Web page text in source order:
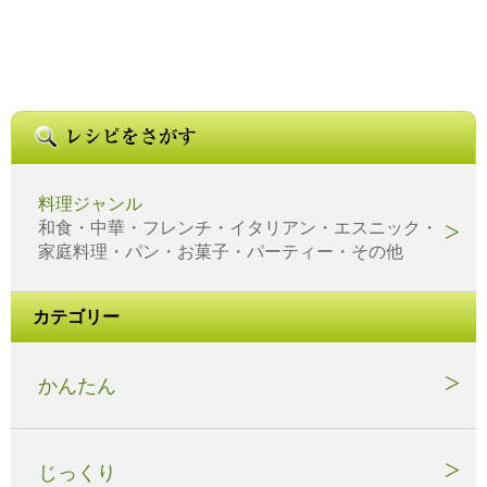
料理ジャンル
和食・中華・フレンチ・イタリアン・エスニック・
家庭料理・パン・お菓子・パーティー・その他
カテゴリー
かんたん
じっくり